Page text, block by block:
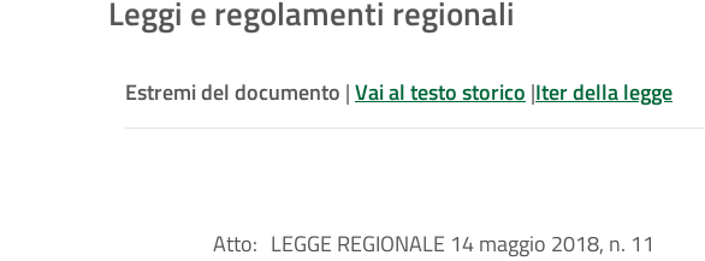
Leggi e regolamenti regionali
Estremi del documento |Vai al testo storico |Iter della legge
Atto: LEGGE REGIONALE 14 maggio 2018, n. 11